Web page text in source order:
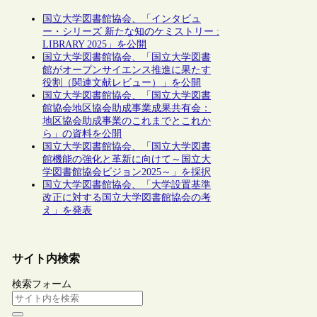
国立大学図書館協会、「インタビュ
ー・シリーズ 新たな知のケミストリー :
LIBRARY 2025」を公開
国立大学図書館協会、「国立大学図書
館がオープンサイエンス推進に果たす
役割（関連文献レビュー）」を公開
国立大学図書館協会、「国立大学図書
館協会地区協会助成事業成果共有会：
地区協会助成事業のこれまでとこれか
ら」の資料を公開
国立大学図書館協会、「国立大学図書
館機能の強化と革新に向けて～国立大
学図書館協会ビジョン2025～」を採択
国立大学図書館協会、「大学設置基準
改正に対する国立大学図書館協会の考
え」を発表
サイト内検索
検索フォーム